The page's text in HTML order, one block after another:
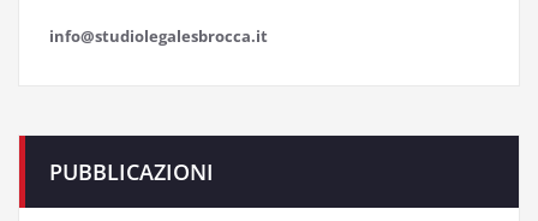
info@studiolegalesbrocca.it
PUBBLICAZIONI